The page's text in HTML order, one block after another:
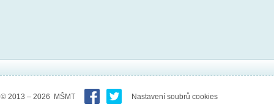
© 2013 – 2026 MŠMT Nastavení soubrů cookies